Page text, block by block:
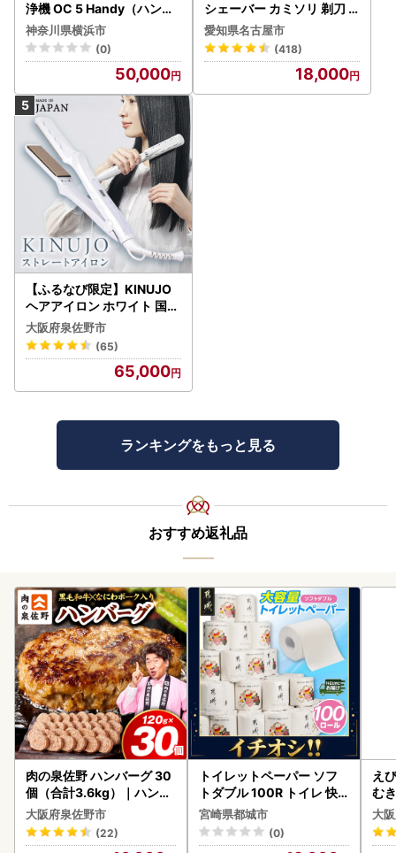
浄機 OC 5 Handy（ハンデ
ィジェット） APV0006
神奈川県横浜市
(0)
50,000
シェーバー カミソリ 剃刀
シェーバー
愛知県名古屋市
(418)
18,000
【ふるなび限定】KINUJO
ヘアアイロン ホワイト 国内
製造 FN-Limited-PR
大阪府泉佐野市
(65)
65,000
ランキングをもっと見る
おすすめ返礼品
肉の泉佐野 ハンバーグ 30
個（合計3.6kg）｜ハンバ
ーグ 訳あり 黒毛和牛×なに
わポーク
大阪府泉佐野市
(22)
トイレットペーパー ソフ
トダブル 100R トイレ 快
速〔12-I5-TP100-R〕
宮崎県都城市
(0)
え
む
大